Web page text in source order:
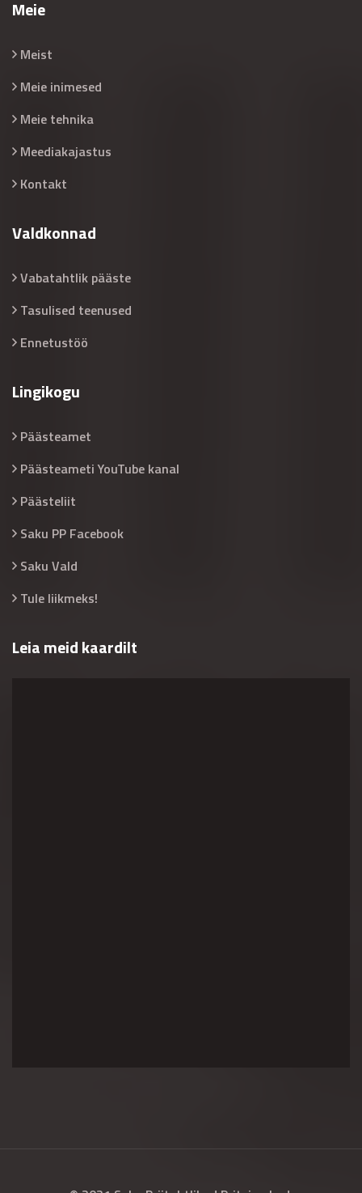
Meie
Meist
Meie inimesed
Meie tehnika
Meediakajastus
Kontakt
Valdkonnad
Vabatahtlik pääste
Tasulised teenused
Ennetustöö
Lingikogu
Päästeamet
Päästeameti YouTube kanal
Päästeliit
Saku PP Facebook
Saku Vald
Tule liikmeks!
Leia meid kaardilt